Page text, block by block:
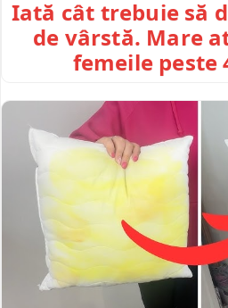
Iată cât trebuie să
de vârstă. Mare
femeile peste